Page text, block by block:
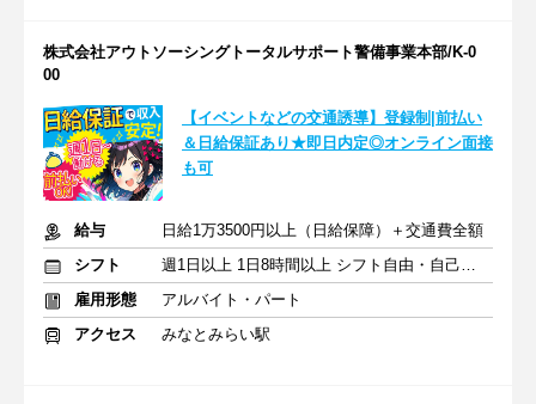
株式会社アウトソーシングトータルサポート警備事業本部/K-0
00
【イベントなどの交通誘導】登録制|前払い
＆日給保証あり★即日内定◎オンライン面接
も可
給与
日給1万3500円以上（日給保障）＋交通費全額
シフト
週1日以上 1日8時間以上 シフト自由・自己申告
雇用形態
アルバイト・パート
アクセス
みなとみらい駅